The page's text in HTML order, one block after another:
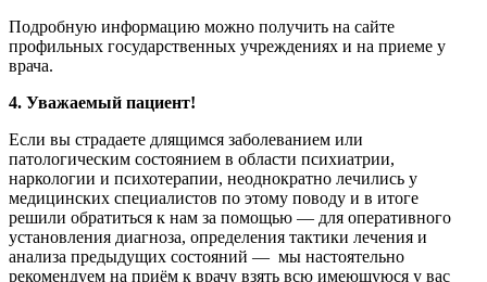
Подробную информацию можно получить на сайте
профильных государственных учреждениях и на приеме у
врача.
4. Уважаемый пациент!
Если вы страдаете длящимся заболеванием или
патологическим состоянием в области психиатрии,
наркологии и психотерапии, неоднократно лечились у
медицинских специалистов по этому поводу и в итоге
решили обратиться к нам за помощью — для оперативного
установления диагноза, определения тактики лечения и
анализа предыдущих состояний — мы настоятельно
рекомендуем на приём к врачу взять всю имеющуюся у вас